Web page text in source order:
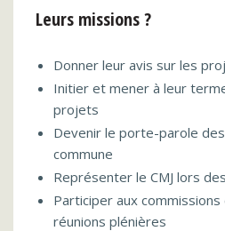
Leurs missions ?
Donner leur avis sur les
Initier et mener à leur
projets
Devenir le porte-parole
commune
Représenter le CMJ lors
Participer aux
réunions plénières